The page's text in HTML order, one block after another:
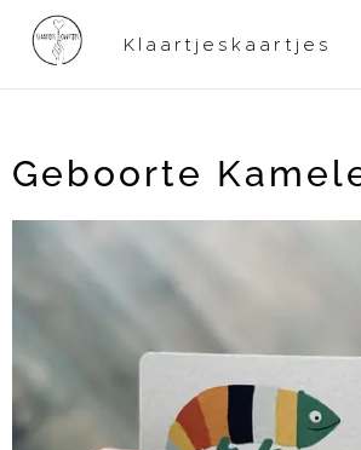
Klaartjeskaartjes
Geboorte